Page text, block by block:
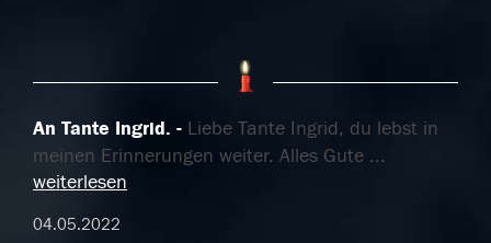
An Tante Ingrid.
Liebe Tante Ingrid, du lebst in
meinen Erinnerungen weiter. Alles Gute ...
weiterlesen
04.05.2022